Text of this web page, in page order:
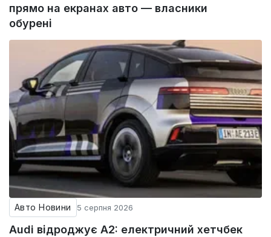
прямо на екранах авто — власники
обурені
Авто Новини 5 серпня 2026
Audi відроджує A2: електричний хетчбек